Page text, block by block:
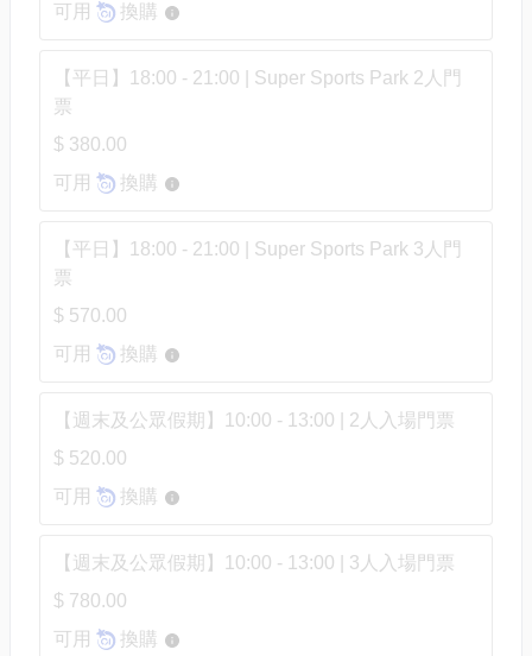
可用
換購
【平日】18:00 - 21:00 | Super Sports Park 2人門
票
$ 380.00
可用
換購
【平日】18:00 - 21:00 | Super Sports Park 3人門
票
$ 570.00
可用
換購
【週末及公眾假期】10:00 - 13:00 | 2人入場門票
$ 520.00
可用
換購
【週末及公眾假期】10:00 - 13:00 | 3人入場門票
$ 780.00
可用
換購